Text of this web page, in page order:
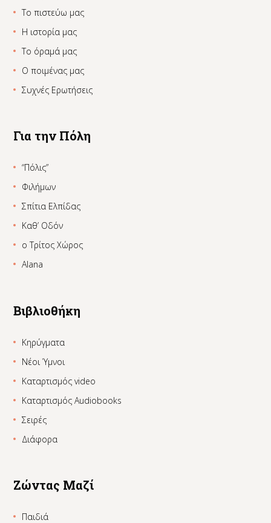
Το πιστεύω μας
Η ιστορία μας
Το όραμά μας
Ο ποιμένας μας
Συχνές Ερωτήσεις
Για την Πόλη
“Πόλις”
Φιλήμων
Σπίτια Ελπίδας
Καθ’ Οδόν
ο Τρίτος Χώρος
Alana
Βιβλιοθήκη
Κηρύγματα
Νέοι Ύμνοι
Καταρτισμός video
Καταρτισμός Audiobooks
Σειρές
Διάφορα
Ζώντας Μαζί
Παιδιά